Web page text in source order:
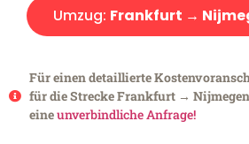
Umzug: Frankfurt →
Für einen detaillierte
für die Strecke Frankfurt →
eineunverbindliche Anfrage!